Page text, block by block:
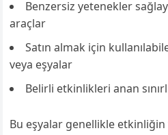
Benzersiz yetenekler
araçlar
Satın almak için
veya eşyalar
Belirli etkinlikleri anan
Bu eşyalar genellikle